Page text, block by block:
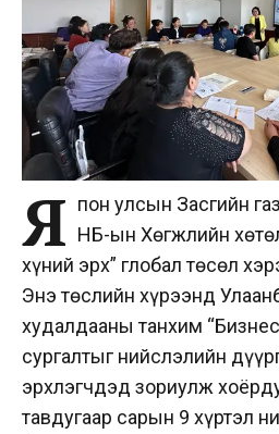
Я пон улсын Засгийн
НҮБ-ын Хөгжлийн
хүний эрх” глобал төсөл
Энэ төслийн хүрээнд
худалдааны танхим
сургалтыг нийслэлийн
эрхлэгчдэд зориулж
тавдугаар сарын 9 хүртэл